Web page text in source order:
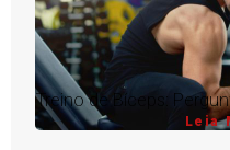
Treino de Bíceps:
Leia